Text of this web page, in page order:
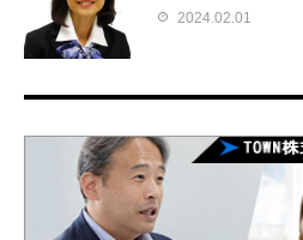
2024.02.01